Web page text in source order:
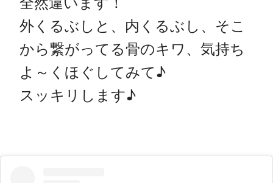
外くるぶしと、内くるぶし、そこ
から繋がってる骨のキワ、気持ち
よ～くほぐしてみて♪
スッキリします♪